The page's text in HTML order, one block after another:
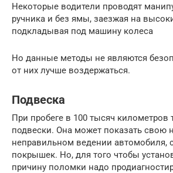
Некоторые водители проводят
ручника и без ямы, заезжая на
подкладывая под машину колеса
Но данные методы не являются
от них лучше воздержаться.
Подвеска
При пробеге в 100 тысяч километров
подвески. Она может показать свою
неправильном ведении автомобиля,
покрышек. Но, для того чтобы
причину поломки надо